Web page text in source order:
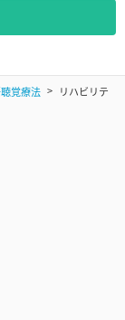
覚療法
リハビリテ